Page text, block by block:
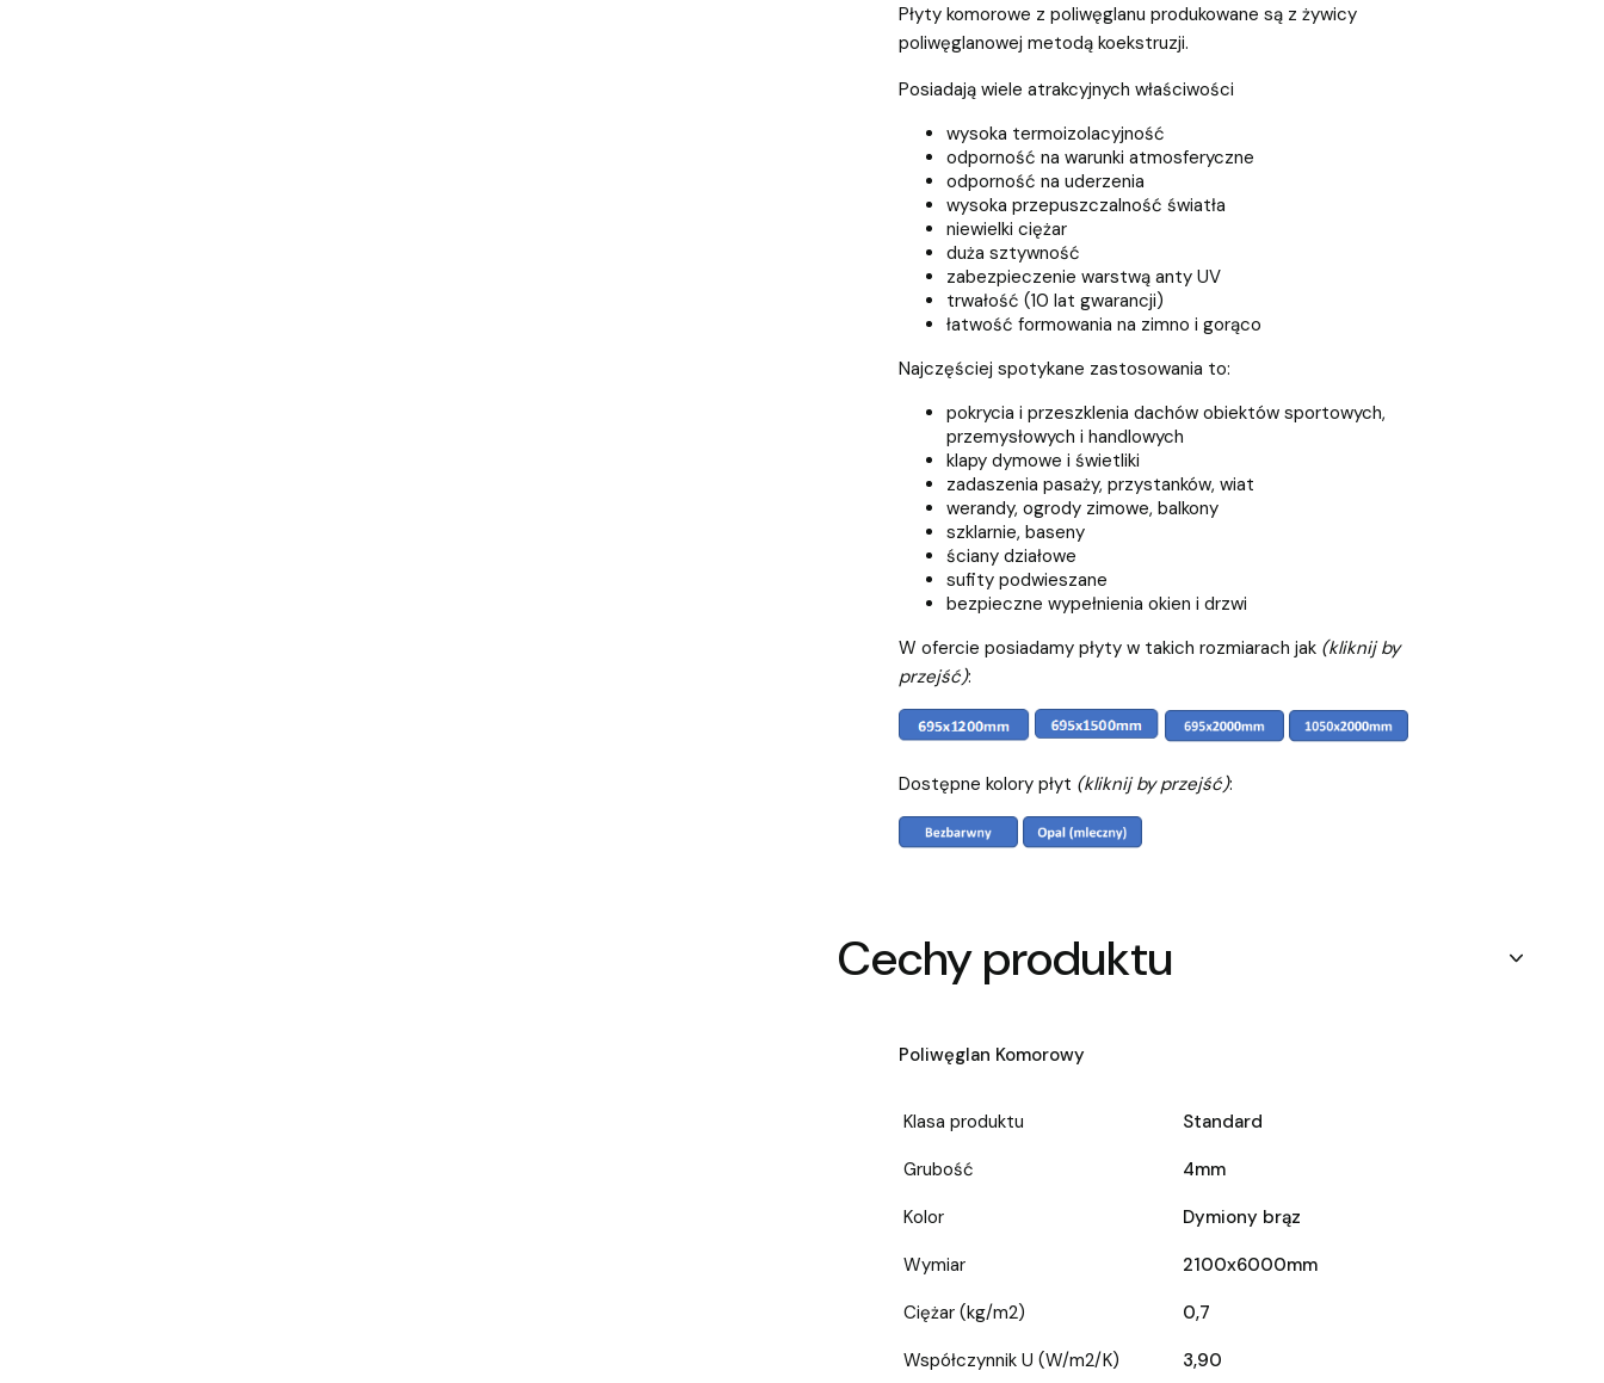
Płyty komorowe z poliwęglanu produkowane są z żywicy
poliwęglanowej metodą koekstruzji.
Posiadają wiele atrakcyjnych właściwości
wysoka termoizolacyjność
odporność na warunki atmosferyczne
odporność na uderzenia
wysoka przepuszczalność światła
niewielki ciężar
duża sztywność
zabezpieczenie warstwą anty UV
trwałość (10 lat gwarancji)
łatwość formowania na zimno i gorąco
Najczęściej spotykane zastosowania to:
pokrycia i przeszklenia dachów obiektów sportowych,
przemysłowych i handlowych
klapy dymowe i świetliki
zadaszenia pasaży, przystanków, wiat
werandy, ogrody zimowe, balkony
szklarnie, baseny
ściany działowe
sufity podwieszane
bezpieczne wypełnienia okien i drzwi
W ofercie posiadamy płyty w takich rozmiarach jak (kliknij by
przejść):
Dostępne kolory płyt (kliknij by przejść):
Cechy produktu
Poliwęglan Komorowy
Klasa produktu
Standard
Grubość
4mm
Kolor
Dymiony brąz
Wymiar
2100x6000mm
Ciężar (kg/m2)
0,7
Współczynnik U (W/m2/K)
3,90